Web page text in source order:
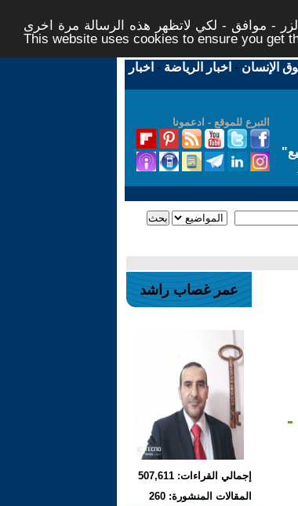
- موافق - لكي لاتظهر هذه الرسالة مرة اخرى -
This website uses cookies to ensure you get
الإنسان - اخبار الرياضة - اخبار
التبرع للموقع - ادعمونا
"
-
عمر غصاب راشد
إجمالي القراءات: 507,611
المقالات المنشورة: 260